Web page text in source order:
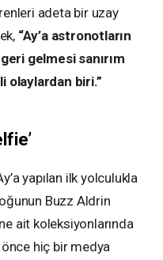
adeta bir uzay
“Ay’a astronotların
gelmesi sanırım
olaylardan biri.”
yapılan ilk yolculukla
Buzz Aldrin
ait koleksiyonlarında
hiç bir medya